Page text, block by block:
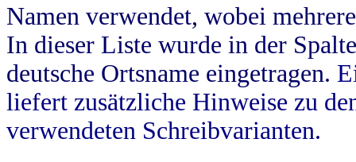
Namen verwendet, wobei
In dieser Liste wurde in der
deutsche Ortsname eingetragen.
liefert zusätzliche Hinweise zu
verwendeten Schreibvarianten.